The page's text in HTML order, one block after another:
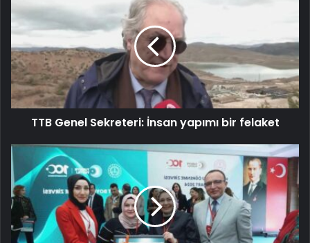
TTB Genel Sekreteri: İnsan yapımı bir felaket